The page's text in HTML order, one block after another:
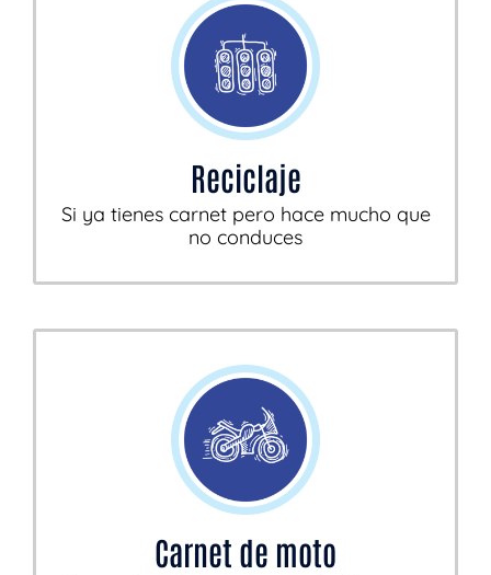
Reciclaje
Si ya tienes carnet pero hace mucho que
no conduces
Carnet de moto